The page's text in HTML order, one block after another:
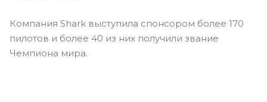
Компания Shark выступила спонсором более 170
пилотов и более 40 из них получили звание
Чемпиона мира.